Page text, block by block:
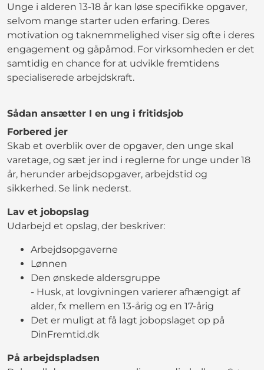
Unge i alderen 13-18 år kan løse specifikke opgaver,
selvom mange starter uden erfaring. Deres
motivation og taknemmelighed viser sig ofte i deres
engagement og gåpåmod. For virksomheden er det
samtidig en chance for at udvikle fremtidens
specialiserede arbejdskraft.
Sådan ansætter I en ung i fritidsjob
Forbered jer
Skab et overblik over de opgaver, den unge skal
varetage, og sæt jer ind i reglerne for unge under 18
år, herunder arbejdsopgaver, arbejdstid og
sikkerhed. Se link nederst.
Lav et jobopslag
Udarbejd et opslag, der beskriver:
Arbejdsopgaverne
Lønnen
Den ønskede aldersgruppe
- Husk, at lovgivningen varierer afhængigt af
alder, fx mellem en 13-årig og en 17-årig
Det er muligt at få lagt jobopslaget op på
DinFremtid.dk
På arbejdspladsen